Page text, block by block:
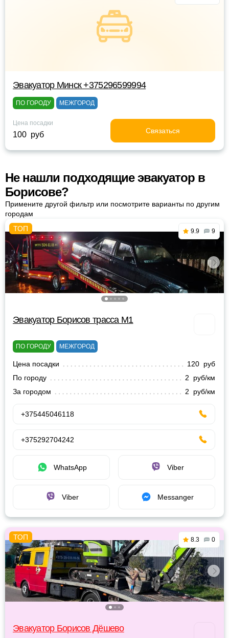
Эвакуатор Минск +375296599994
ПО ГОРОДУ МЕЖГОРОД
Цена посадки
100 руб Связаться
Не нашли подходящие эвакуатор в
Борисове?
Примените другой фильтр или посмотрите варианты по другим
городам
9.9 9
Эвакуатор Борисов трасса М1
ПО ГОРОДУ МЕЖГОРОД
Цена посадки
120 руб
По городу
2 руб/км
За городом
2 руб/км
+375445046118
+375292704242
WhatsApp Viber
Viber Messanger
8.3 0
Эвакуатор Борисов Дёшево